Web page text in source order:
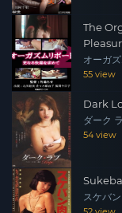
The
オーガ
55 view
Dark
ダーク
54 view
スケバ